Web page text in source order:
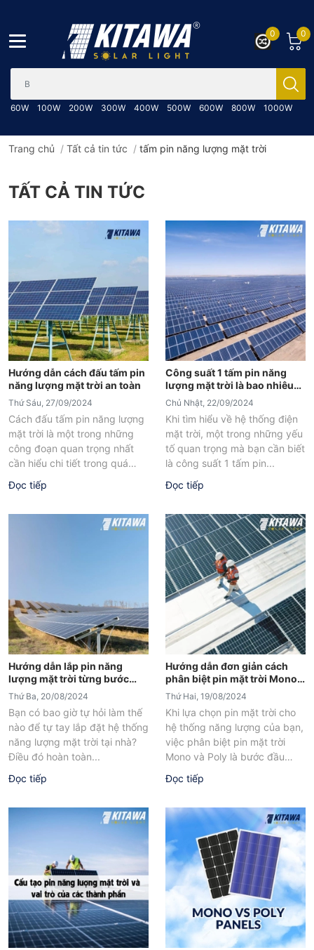
60W 100W 200W 300W 400W 500W 600W 800W 1000W
0
0
Trang chủ / Tất cả tin tức / tấm pin năng lượng mặt trời
TẤT CẢ TIN TỨC
Hướng dẫn cách đấu tấm pin
năng lượng mặt trời an toàn
Thứ Sáu, 27/09/2024
Cách đấu tấm pin năng lượng
mặt trời là một trong những
công đoạn quan trọng nhất
cần hiểu chi tiết trong quá
trình lắp đặt...
Đọc tiếp
Công suất 1 tấm pin năng
lượng mặt trời là bao nhiêu?
Giải đáp chi tiết
Chủ Nhật, 22/09/2024
Khi tìm hiểu về hệ thống điện
mặt trời, một trong những yếu
tố quan trọng mà bạn cần biết
là công suất 1 tấm pin...
Đọc tiếp
Hướng dẫn lắp pin năng
lượng mặt trời từng bước
hiệu quả
Thứ Ba, 20/08/2024
Bạn có bao giờ tự hỏi làm thế
nào để tự tay lắp đặt hệ thống
năng lượng mặt trời tại nhà?
Điều đó hoàn toàn...
Đọc tiếp
Hướng dẫn đơn giản cách
phân biệt pin mặt trời Mono
và Poly
Thứ Hai, 19/08/2024
Khi lựa chọn pin mặt trời cho
hệ thống năng lượng của bạn,
việc phân biệt pin mặt trời
Mono và Poly là bước đầu
Đọc tiếp